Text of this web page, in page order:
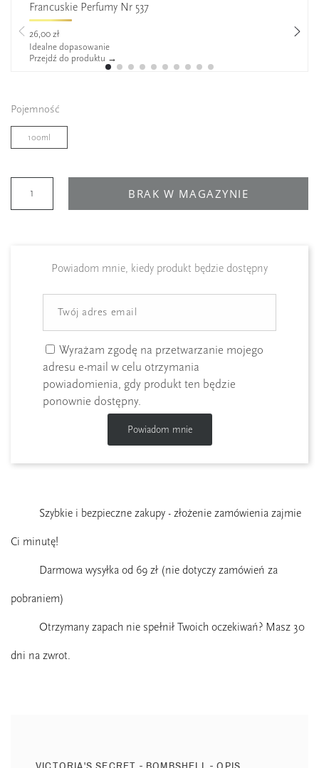
Francuskie Perfumy Nr 537
26,00 zł
Idealne dopasowanie
Przejdź do produktu →
Pojemność
100ml
BRAK W MAGAZYNIE
Powiadom mnie, kiedy produkt będzie dostępny
Wyrażam zgodę na przetwarzanie mojego
adresu e-mail w celu otrzymania
powiadomienia, gdy produkt ten będzie
ponownie dostępny.
Powiadom mnie
Szybkie i bezpieczne zakupy - złożenie zamówienia zajmie
Ci minutę!
Darmowa wysyłka od 69 zł (nie dotyczy zamówień za
pobraniem)
Otrzymany zapach nie spełnił Twoich oczekiwań? Masz 30
dni na zwrot.